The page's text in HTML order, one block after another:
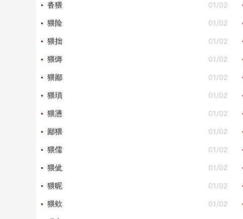
01/02
沓猥
01/02
猥险
01/02
猥拙
01/02
猥缛
01/02
猥鄙
01/02
猥瑣
01/02
猥懑
01/02
鄙猥
01/02
猥儒
01/02
猥佌
01/02
猥昵
01/02
猥欸